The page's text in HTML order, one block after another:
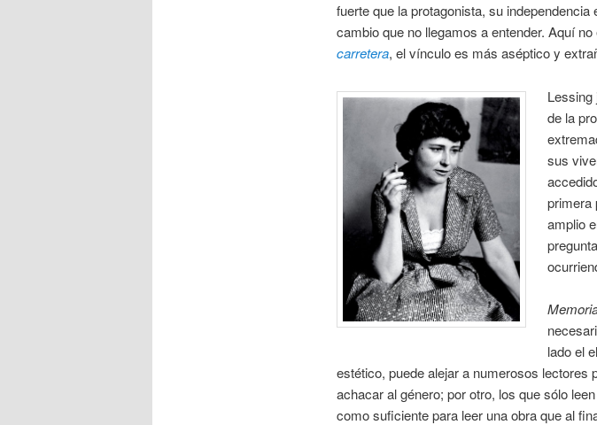
fuerte que la protagonista, su
cambio que no llegamos a entender. Aquí
carretera, el vínculo es más aséptico y
Lessing
de la
sus
primera
amplio
lado el
estético, puede alejar a numerosos lectores
achacar al género; por otro, los que sólo
como suficiente para leer una obra que al